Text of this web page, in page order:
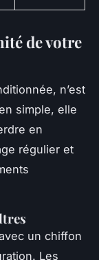
de votre
n’est
simple, elle
en
régulier et
un chiffon
Les